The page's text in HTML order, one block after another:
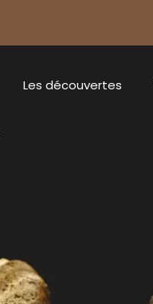
Les découvertes